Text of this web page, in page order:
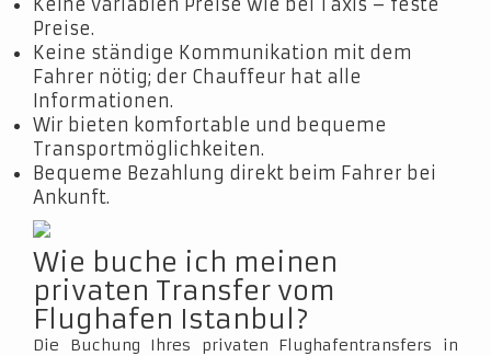
Keine variablen Preise wie bei Taxis – feste
Preise.
Keine ständige Kommunikation mit dem
Fahrer nötig; der Chauffeur hat alle
Informationen.
Wir bieten komfortable und bequeme
Transportmöglichkeiten.
Bequeme Bezahlung direkt beim Fahrer bei
Ankunft.
Wie buche ich meinen
privaten Transfer vom
Flughafen Istanbul?
Die Buchung Ihres privaten Flughafentransfers in